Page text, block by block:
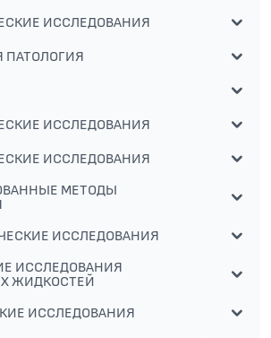
ИССЛЕДОВАНИЯ
ПАТОЛОГИЯ
ИССЛЕДОВАНИЯ
ИССЛЕДОВАНИЯ
МЕТОДЫ
ИССЛЕДОВАНИЯ
ИССЛЕДОВАНИЯ
ЖИДКОСТЕЙ
ИССЛЕДОВАНИЯ